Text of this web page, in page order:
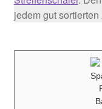
jedem gut